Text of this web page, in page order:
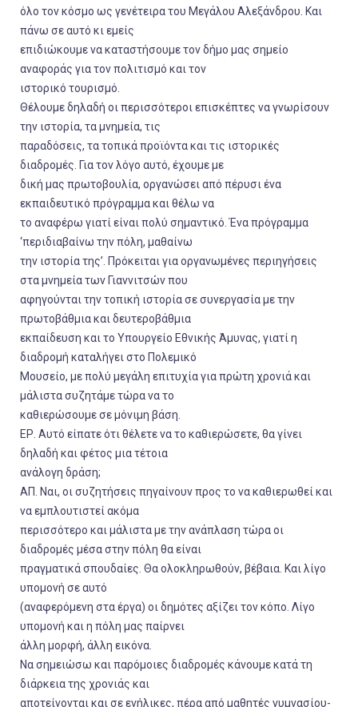
όλο τον κόσμο ως γενέτειρα του Μεγάλου Αλεξάνδρου. Και
πάνω σε αυτό κι εμείς
επιδιώκουμε να καταστήσουμε τον δήμο μας σημείο
αναφοράς για τον πολιτισμό και τον
ιστορικό τουρισμό.
Θέλουμε δηλαδή οι περισσότεροι επισκέπτες να γνωρίσουν
την ιστορία, τα μνημεία, τις
παραδόσεις, τα τοπικά προϊόντα και τις ιστορικές
διαδρομές. Για τον λόγο αυτό, έχουμε με
δική μας πρωτοβουλία, οργανώσει από πέρυσι ένα
εκπαιδευτικό πρόγραμμα και θέλω να
το αναφέρω γιατί είναι πολύ σημαντικό. Ένα πρόγραμμα
‘περιδιαβαίνω την πόλη, μαθαίνω
την ιστορία της’. Πρόκειται για οργανωμένες περιηγήσεις
στα μνημεία των Γιαννιτσών που
αφηγούνται την τοπική ιστορία σε συνεργασία με την
πρωτοβάθμια και δευτεροβάθμια
εκπαίδευση και το Υπουργείο Εθνικής Άμυνας, γιατί η
διαδρομή καταλήγει στο Πολεμικό
Μουσείο, με πολύ μεγάλη επιτυχία για πρώτη χρονιά και
μάλιστα συζητάμε τώρα να το
καθιερώσουμε σε μόνιμη βάση.
ΕΡ. Αυτό είπατε ότι θέλετε να το καθιερώσετε, θα γίνει
δηλαδή και φέτος μια τέτοια
ανάλογη δράση;
ΑΠ. Ναι, οι συζητήσεις πηγαίνουν προς το να καθιερωθεί και
να εμπλουτιστεί ακόμα
περισσότερο και μάλιστα με την ανάπλαση τώρα οι
διαδρομές μέσα στην πόλη θα είναι
πραγματικά σπουδαίες. Θα ολοκληρωθούν, βέβαια. Και λίγο
υπομονή σε αυτό
(αναφερόμενη στα έργα) οι δημότες αξίζει τον κόπο. Λίγο
υπομονή και η πόλη μας παίρνει
άλλη μορφή, άλλη εικόνα.
Να σημειώσω και παρόμοιες διαδρομές κάνουμε κατά τη
διάρκεια της χρονιάς και
αποτείνονται και σε ενήλικες, πέρα από μαθητές γυμνασίου-